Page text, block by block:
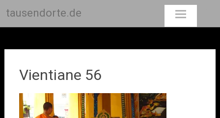
tausendorte.de
Vientiane 56